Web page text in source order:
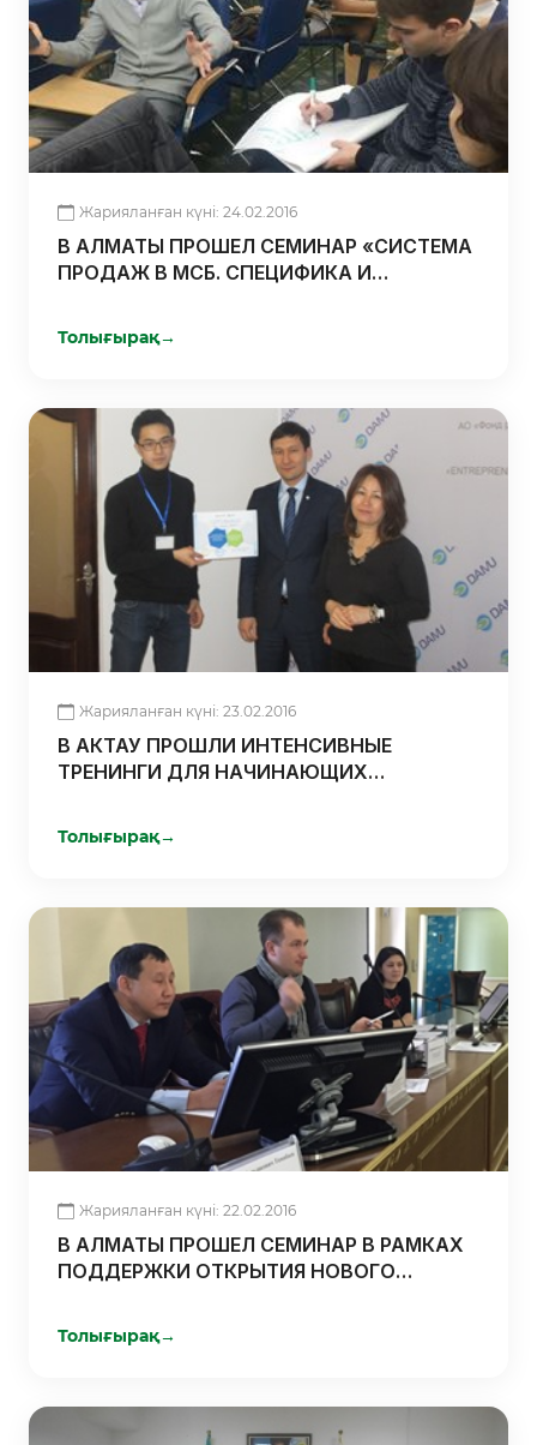
Жарияланған күні: 24.02.2016
В АЛМАТЫ ПРОШЕЛ СЕМИНАР «СИСТЕМА
ПРОДАЖ В МСБ. СПЕЦИФИКА И
Толығырақ→
Жарияланған күні: 23.02.2016
В АКТАУ ПРОШЛИ ИНТЕНСИВНЫЕ
ТРЕНИНГИ ДЛЯ НАЧИНАЮЩИХ
Толығырақ→
Жарияланған күні: 22.02.2016
В АЛМАТЫ ПРОШЕЛ СЕМИНАР В РАМКАХ
ПОДДЕРЖКИ ОТКРЫТИЯ НОВОГО
Толығырақ→